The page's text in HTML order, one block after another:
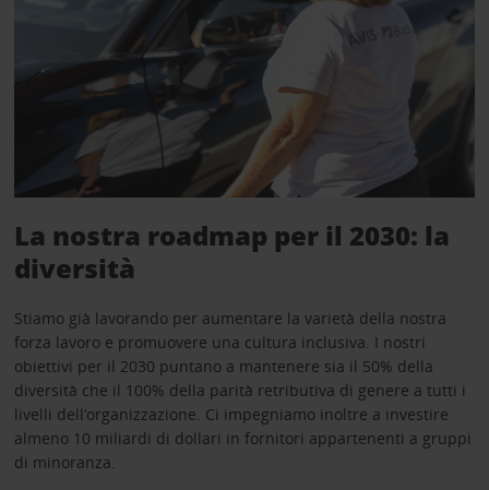
La nostra roadmap per il 2030: la
diversità
Stiamo già lavorando per aumentare la varietà della nostra
forza lavoro e promuovere una cultura inclusiva. I nostri
obiettivi per il 2030 puntano a mantenere sia il 50% della
diversità che il 100% della parità retributiva di genere a tutti i
livelli dell’organizzazione. Ci impegniamo inoltre a investire
almeno 10 miliardi di dollari in fornitori appartenenti a gruppi
di minoranza.